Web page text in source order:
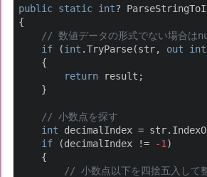
public static int?
{
// 数値データの形式でない場合は
if (int .TryParse(str, out int
    {
return result;
    }
// 小数点を探す
int decimalIndex =
if (decimalIndex != -1 )
    {
// 小数点以下を四捨五入して